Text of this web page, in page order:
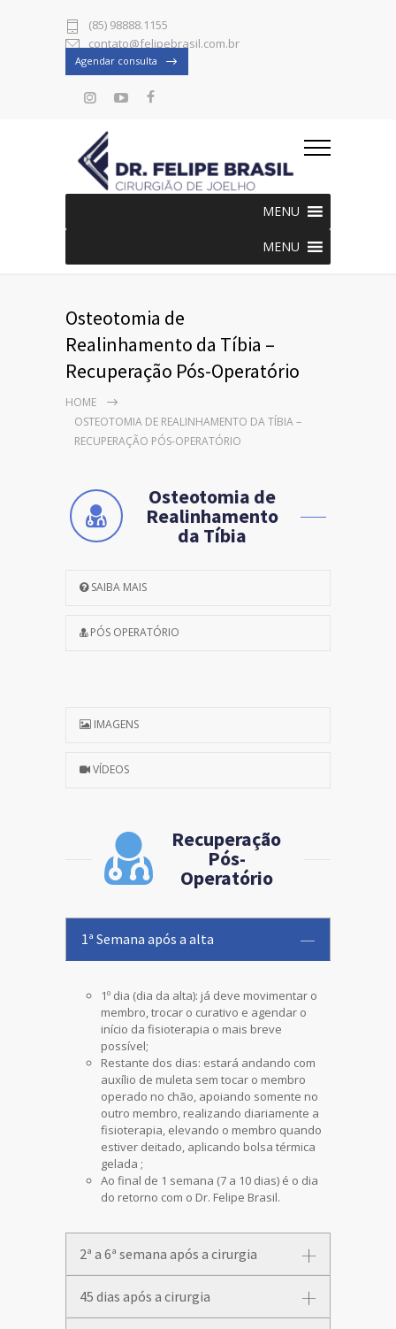
(85) 98888.1155
contato@felipebrasil.com.br
Agendar consulta
MENU
MENU
Osteotomia de
Realinhamento da Tíbia –
Recuperação Pós-Operatório
HOME
OSTEOTOMIA DE REALINHAMENTO DA TÍBIA –
RECUPERAÇÃO PÓS-OPERATÓRIO
Osteotomia de
Realinhamento
da Tíbia
SAIBA MAIS
PÓS OPERATÓRIO
IMAGENS
VÍDEOS
Recuperação
Pós-
Operatório
1ª Semana após a alta
1º dia (dia da alta): já deve movimentar o
membro, trocar o curativo e agendar o
início da fisioterapia o mais breve
possível;
Restante dos dias: estará andando com
auxílio de muleta sem tocar o membro
operado no chão, apoiando somente no
outro membro, realizando diariamente a
fisioterapia, elevando o membro quando
estiver deitado, aplicando bolsa térmica
gelada ;
Ao final de 1 semana (7 a 10 dias) é o dia
do retorno com o Dr. Felipe Brasil.
2ª a 6ª semana após a cirurgia
45 dias após a cirurgia